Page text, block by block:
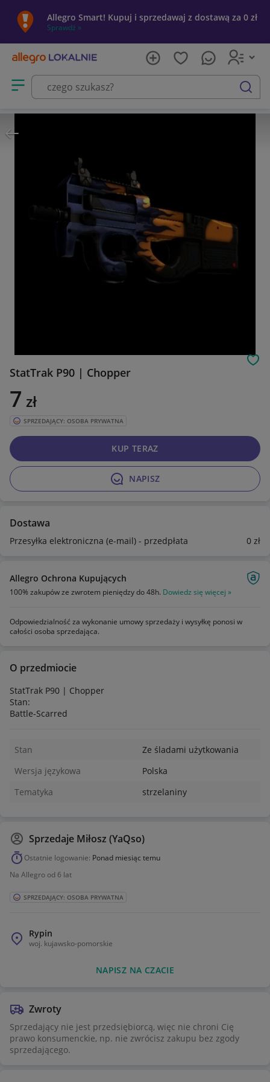
Allegro Smart! Kupuj i sprzedawaj z dostawą za 0 zł
Sprawdź »
Otwórz menu z kategoriami
szukaj
StatTrak P90 | Chopper
7 zł
SPRZEDAJĄCY: OSOBA PRYWATNA
NAPISZ
KUP TERAZ
Dostawa
Przesyłka elektroniczna (e-mail) - przedpłata 0 zł
Allegro Ochrona Kupujących
100% zakupów ze zwrotem pieniędzy do 48h. Dowiedz się więcej »
Odpowiedzialność za wykonanie umowy sprzedaży i wysyłkę ponosi w
całości osoba sprzedająca.
O przedmiocie
StatTrak P90 | Chopper
Stan:
Battle-Scarred
Stan
Ze śladami użytkowania
Wersja językowa
Polska
Tematyka
strzelaniny
Sprzedaje Miłosz (YaQso)
Ostatnie logowanie: Ponad miesiąc temu
Na Allegro od 6 lat
SPRZEDAJĄCY: OSOBA PRYWATNA
Rypin
woj. kujawsko-pomorskie
NAPISZ NA CZACIE
Zwroty
Sprzedający nie jest przedsiębiorcą, więc nie chroni Cię
prawo konsumenckie, np. nie zwrócisz zakupu bez zgody
sprzedającego.